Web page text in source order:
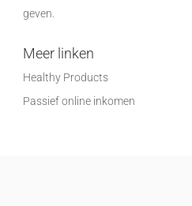
geven.
Meer linken
Healthy Products
Passief online inkomen